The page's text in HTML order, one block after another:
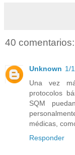
40 comentarios:
Unknown 1/
Una vez
protocolos
SQM
médicas,
Responder